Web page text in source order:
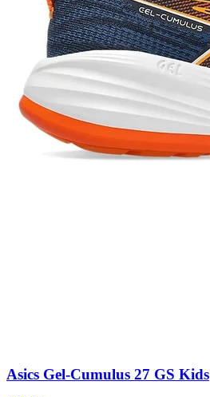
Asics Gel-Cumulus 27 GS Kids